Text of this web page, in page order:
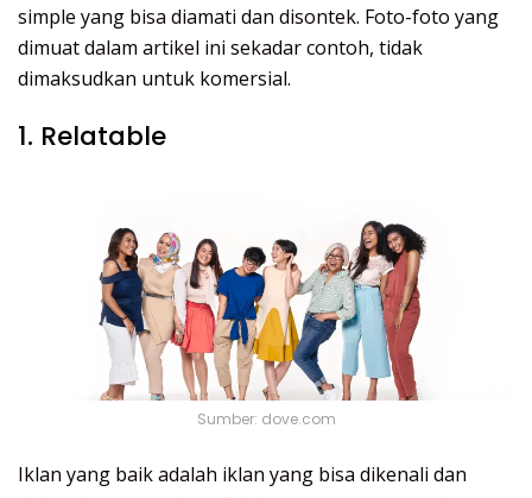
simple yang bisa diamati dan disontek. Foto-foto yang
dimuat dalam artikel ini sekadar contoh, tidak
dimaksudkan untuk komersial.
1. Relatable
Sumber: dove.com
Iklan yang baik adalah iklan yang bisa dikenali dan